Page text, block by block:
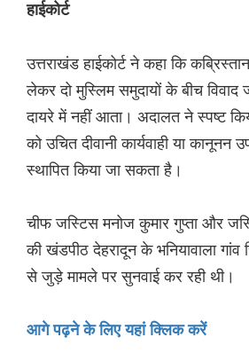
हाईकोर्ट
उत्तराखंड हाईकोर्ट ने कहा कि
लेकर दो मुस्लिम समुदायों के बीच विवाद
दायरे में नहीं आता। अदालत ने स्पष्ट
को उचित दीवानी कार्यवाही या कानूनन
स्थापित किया जा सकता है।
चीफ जस्टिस मनोज कुमार गुप्ता और
की खंडपीठ देहरादून के भनियावाला
से जुड़े मामले पर सुनवाई कर रही थी।
आगे पढ़ने के लिए यहां क्लिक करें